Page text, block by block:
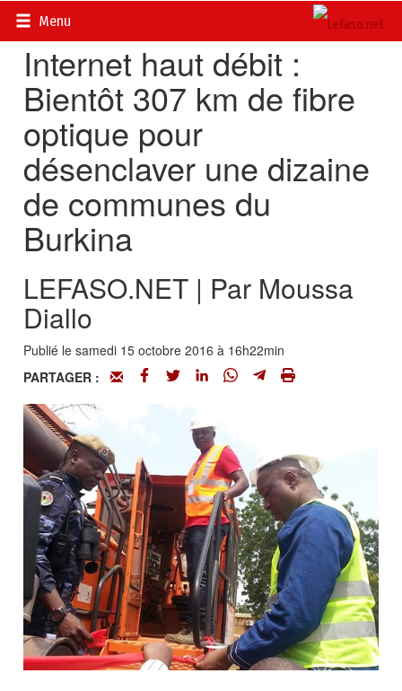
Menu
Accueil>
Internet haut débit :
Bientôt 307 km de fibre
optique pour
désenclaver une dizaine
de communes du
Burkina
LEFASO.NET | Par Moussa
Diallo
Publié le samedi 15 octobre 2016 à 16h22min
PARTAGER :